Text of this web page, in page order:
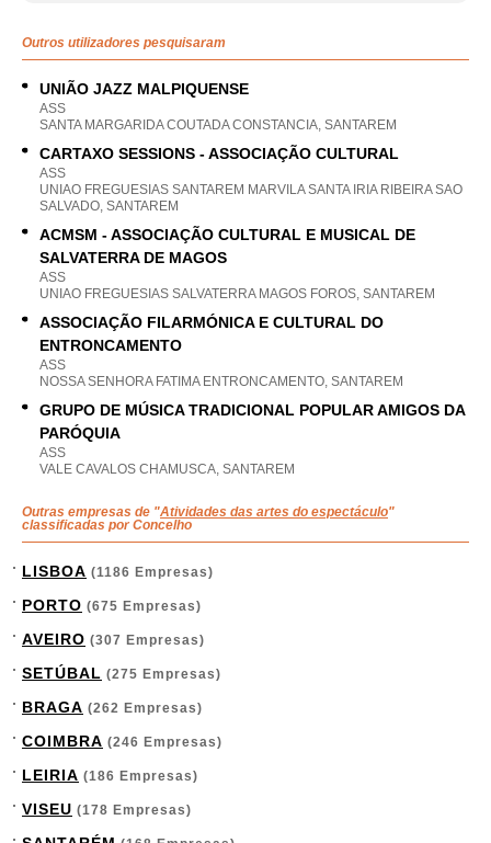
Outros utilizadores pesquisaram
UNIÃO JAZZ MALPIQUENSE
ASS
SANTA MARGARIDA COUTADA CONSTANCIA, SANTAREM
CARTAXO SESSIONS - ASSOCIAÇÃO CULTURAL
ASS
UNIAO FREGUESIAS SANTAREM MARVILA SANTA IRIA RIBEIRA SAO
SALVADO, SANTAREM
ACMSM - ASSOCIAÇÃO CULTURAL E MUSICAL DE
SALVATERRA DE MAGOS
ASS
UNIAO FREGUESIAS SALVATERRA MAGOS FOROS, SANTAREM
ASSOCIAÇÃO FILARMÓNICA E CULTURAL DO
ENTRONCAMENTO
ASS
NOSSA SENHORA FATIMA ENTRONCAMENTO, SANTAREM
GRUPO DE MÚSICA TRADICIONAL POPULAR AMIGOS DA
PARÓQUIA
ASS
VALE CAVALOS CHAMUSCA, SANTAREM
Outras empresas de "Atividades das artes do espectáculo"
classificadas por Concelho
LISBOA (1186 Empresas)
PORTO (675 Empresas)
AVEIRO (307 Empresas)
SETÚBAL (275 Empresas)
BRAGA (262 Empresas)
COIMBRA (246 Empresas)
LEIRIA (186 Empresas)
VISEU (178 Empresas)